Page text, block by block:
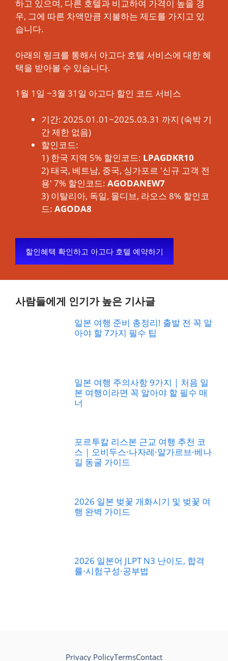
하고 있으며, 다른 호텔과 비교하여 가격이 높을 경
우, 그에 따른 차액만큼 지불하는 제도를 가지고 있
습니다.
아래의 링크를 통해서 아고다 호텔 서비스에 대한 혜
택을 받아볼 수 있습니다.
1월 1일 ~3월 31일 아고다 할인 코드 서비스
기간: 2025.01.01~2025.03.31 까지 (숙박 기
간 제한 없음)
할인코드:
1) 한국 지역 5% 할인코드: LPAGDKR10
2) 태국, 베트남, 중국, 싱가포르 '신규 고객 전
용' 7% 할인코드: AGODANEW7
3) 이탈리아, 독일, 몰디브, 라오스 8% 할인코
드: AGODA8
할인혜택 확인하고 아고다 호텔 예약하기
사람들에게 인기가 높은 기사글
일본 여행 준비 총정리! 출발 전 꼭 알
아야 할 7가지 필수 팁
일본 여행 주의사항 9가지｜처음 일
본 여행이라면 꼭 알아야 할 필수 매
너
포르투칼 리스본 근교 여행 추천 코
스｜오비두스·나자레·알가르브·베나
길 동굴 가이드
2026 일본 벚꽃 개화시기 및 벚꽃 여
행 완벽 가이드
2026 일본어 JLPT N3 난이도, 합격
률·시험구성·공부법
Privacy PolicyTermsContact